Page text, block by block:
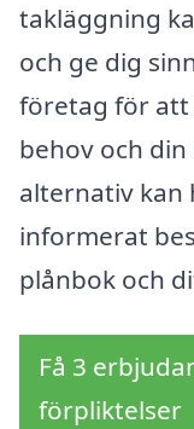
takläggning
och ge dig
företag för att
behov och
alternativ kan
informerat
plånbok och
Få 3
förpliktelser